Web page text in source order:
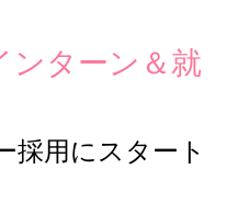
ターン＆就
採用にスタート